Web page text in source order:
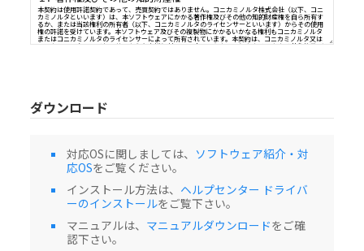
ソフトウェア使用許諾契約書
このソフトウェア（以下、本ソフトウェアといいます）のパッケージを開封される前
ソフトウェアのダウンロード、インストールもしくは使用を開始される前に、このソ
１．著作権及びその他の知的財産権
権の許諾を受けています。本ソフトウェア及びその複製物にかかるいかなる権利もコ
またはコニカミノルタのライセンサーによって所有されています。本契約は、コニカ
コニカミノルタのライセンサーからお客様に対して、本ソフトウェアにかかるいかな
より保護されています。
２．使用許諾
ます。当該使用権に基づいてお客様は以下を行うことができます。
（i）本ソフトウェアを、お客様の管理下にあるコンピューターにインストールし、使
但し、本ソフトウェアに対応する製品と接続されているコンピューターに限ります。
ダウンロード
対応OSに関しましては、 ソフトウェア紹介・対
応OSをご覧ください。
インストール方法は、 ヘルプセンター ドライバ
ーのインストールをご覧下さい。
マニュアルは、 マニュアルダウンロードをご確
認下さい。